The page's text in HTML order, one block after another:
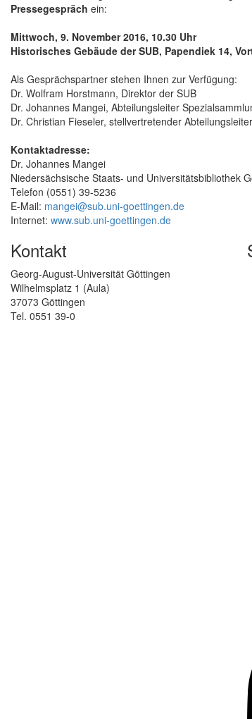
Pressegespräch ein:
Mittwoch, 9. November 2016, 10.30 Uhr
Historisches Gebäude der SUB, Papendiek 14,
Als Gesprächspartner stehen Ihnen zur Verfügung:
Dr. Wolfram Horstmann, Direktor der SUB
Dr. Johannes Mangei, Abteilungsleiter
Dr. Christian Fieseler, stellvertretender
Kontaktadresse:
Dr. Johannes Mangei
Niedersächsische Staats- und Universitätsbibliothek
Telefon (0551) 39-5236
E-Mail: mangei@sub.uni-goettingen.de
Internet: www.sub.uni-goettingen.de
Kontakt
Georg-August-Universität Göttingen
Wilhelmsplatz 1 (Aula)
37073 Göttingen
Tel. 0551 39-0